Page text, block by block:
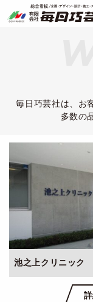
毎日巧芸社は、お
多数の
池之上クリニック